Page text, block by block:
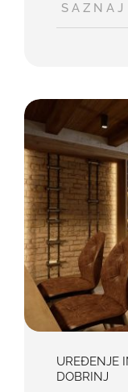
UREĐENJE
DOBRINJ